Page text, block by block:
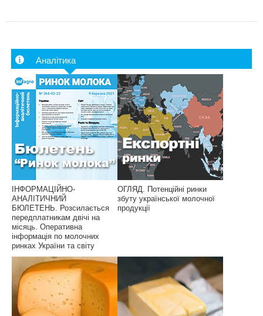
Аналітика
ІНФОРМАЦІЙНО-
АНАЛІТИЧНИЙ
БЮЛЕТЕНЬ. Розсилається
передплатникам двічі на
місяць. Оперативна
інформація по молочних
ринках України та світу
ОГЛЯД. Потенційні ринки
збуту української молочної
продукції